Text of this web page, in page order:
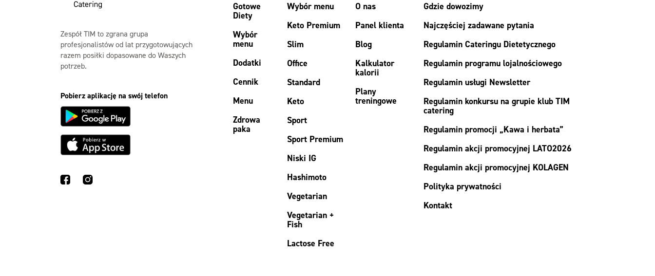
Zespół TIM to zgrana grupa
profesjonalistów od lat przygotowujących
razem posiłki dopasowane do Waszych
potrzeb.
Pobierz aplikację na swój telefon
Gotowe
Diety
Wybór
menu
Dodatki
Cennik
Menu
Zdrowa
paka
Wybór menu
Keto Premium
Slim
Office
Standard
Keto
Sport
Sport Premium
Niski IG
Hashimoto
Vegetarian
Vegetarian +
Fish
Lactose Free
O nas
Panel klienta
Blog
Kalkulator
kalorii
Plany
treningowe
Gdzie dowozimy
Najczęściej zadawane pytania
Regulamin Cateringu Dietetycznego
Regulamin programu lojalnościowego
Regulamin usługi Newsletter
Regulamin konkursu na grupie klub TIM
catering
Regulamin promocji „Kawa i herbata”
Regulamin akcji promocyjnej LATO2026
Regulamin akcji promocyjnej KOLAGEN
Polityka prywatności
Kontakt